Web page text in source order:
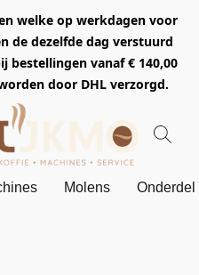
welke op werkdagen voor
de dezelfde dag verstuurd
bestellingen vanaf € 140,00
door DHL verzorgd.
Molens